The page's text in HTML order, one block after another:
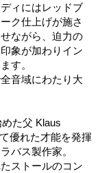
ィにはレッドブ
ク仕上げが施さ
ながら、迫力の
象が加わりイン
す。
音域にわたり大
た父 Klaus
優れた才能を発揮
バス製作家。
ストールのコン